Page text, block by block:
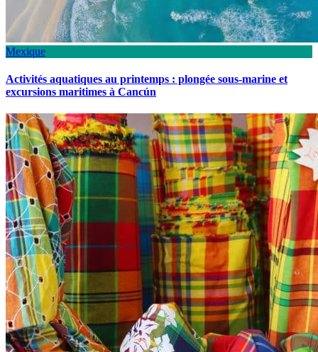
Mexique
Activités aquatiques au printemps : plongée sous-marine et
excursions maritimes à Cancún